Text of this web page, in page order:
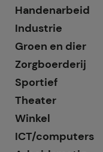
Handenarbeid
Industrie
Groen en dier
Zorgboerderij
Sportief
Theater
Winkel
ICT/computers